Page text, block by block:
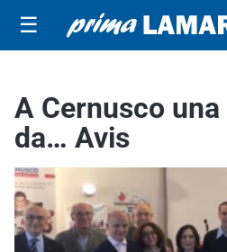
☰
A Cernusco
da… Avis